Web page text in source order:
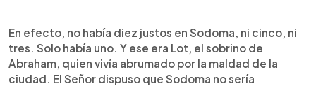
En efecto, no había diez justos en Sodoma, ni cinco, ni
tres. Solo había uno. Y ese era Lot, el sobrino de
Abraham, quien vivía abrumado por la maldad de la
ciudad. El Señor dispuso que Sodoma no sería